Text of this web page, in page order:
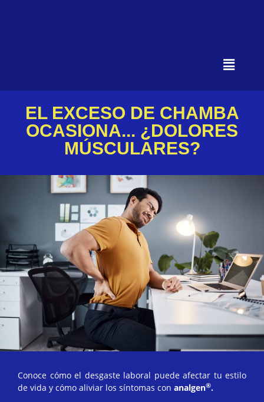
EL EXCESO DE CHAMBA
OCASIONA... ¿DOLORES
MÚSCULARES?
Conoce cómo el desgaste laboral puede afectar tu estilo
de vida y cómo aliviar los síntomas con analgen®.